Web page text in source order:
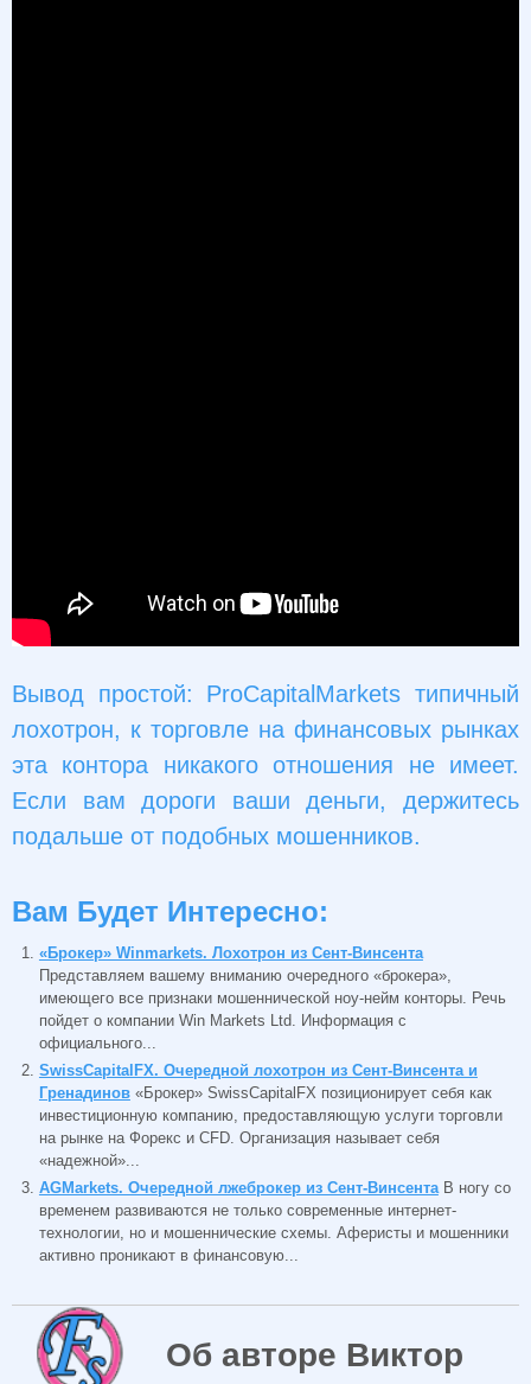
Вывод простой: ProCapitalMarkets типичный
лохотрон, к торговле на финансовых рынках
эта контора никакого отношения не имеет.
Если вам дороги ваши деньги, держитесь
подальше от подобных мошенников.
Вам Будет Интересно:
«Брокер» Winmarkets. Лохотрон из Сент-Винсента
Представляем вашему вниманию очередного «брокера»,
имеющего все признаки мошеннической ноу-нейм конторы. Речь
пойдет о компании Win Markets Ltd. Информация с
официального...
SwissCapitalFX. Очередной лохотрон из Сент-Винсента и
Гренадинов «Брокер» SwissCapitalFX позиционирует себя как
инвестиционную компанию, предоставляющую услуги торговли
на рынке на Форекс и CFD. Организация называет себя
«надежной»...
AGMarkets. Очередной лжеброкер из Сент-Винсента В ногу со
временем развиваются не только современные интернет-
технологии, но и мошеннические схемы. Аферисты и мошенники
активно проникают в финансовую...
Об авторе Виктор